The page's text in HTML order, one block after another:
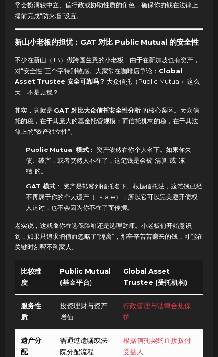
常会扮演较中立、偏行政或协助性质的角色，确保你的钱在法律上
提前完成“防火墙”设置。
新山小老板的担忧：GAT 对比 Public Mutual 的安全性
不少在新山（JB）做跨国生意的小老板，由于在新加坡也有资产，
对“安全性”三个字特别敏感。大家常在咖啡店争论： Global
Asset Trustee 安全可靠吗？ 大众信托（Public Mutual）这么
大，不是更稳？
其实，这就是 GAT 对比大众信托安全性分析 的核心误区。大众信
托的稳，在于其庞大的基金托管规模；而信托机构的稳，在于其法
律上的“资产独立性”。
Public Mutual 模式： 资产依然在你个人名下。如果你欠
债、破产，或者突然人不在了，这笔钱是会被“清算”或“冻
结”的。
GAT 模式： 资产是转移到信托名下。根据信托法，这笔钱已经
不再属于你的个人遗产（Estate），所以它可以完美避开债权
人追讨，也不会因为你不在了而停摆。
老实说，这就像你在选保险箱还是选理财师。小老板们开始意识
到，如果只追求增值而忽略了“隔离”，那辛辛苦苦赚来的钱，可能在
关键时刻帮不到家人。
比较维
度
Public Mutual
(基金平台)
Global Asset
Trustee (受托机构)
服务性
质
投资理财与资产
增值
行政管理与法律合规保
护
遗产分
配
需通过遗嘱或法
院分配流程
根据信托契约直接拨付
受益人